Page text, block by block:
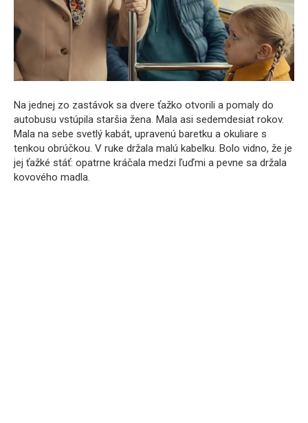
Na jednej zo zastávok sa dvere ťažko otvorili a pomaly do
autobusu vstúpila staršia žena. Mala asi sedemdesiat rokov.
Mala na sebe svetlý kabát, upravenú baretku a okuliare s
tenkou obrúčkou. V ruke držala malú kabelku. Bolo vidno, že je
jej ťažké stáť: opatrne kráčala medzi ľuďmi a pevne sa držala
kovového madla.